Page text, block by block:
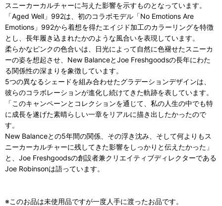
スニーカーカルチャーに与えた影響を示すものとなっています。
「Aged Well」992は、初のコラボモデル「No Emotions Are
Emotions」992から着想を得たエイジド加工のカラーリングを特徴
とし、長年履き込まれたかのような風合いを表現しています。
柔らかなピンクの色合いは、日光によって自然に色褪せたスニーカ
ーの姿を想起させ、New BalanceとJoe Freshgoodsの長年にわた
る関係性の深まりを象徴しています。
5つの異なるシェードを組み合わせたグラデーションデザインは、
彼らのコラボレーションが進化し続けてきた軌跡を表しています。
「このキャンペーンとコレクションを通じて、私の人生の中でも特
に成長を遂げた素晴らしい一章をリアルに描き出したかったので
す。
New Balanceとの5年間の関係、その浮き沈み、そして何よりもス
ニーカーカルチャーに残してきた影響をしっかりと伝えたかった」
と、Joe Freshgoodsの創設者兼クリエイティブディレクターである
Joe Robinsonは語っています。
※このお品は未使用品ですが一度人手に渡ったお品です。